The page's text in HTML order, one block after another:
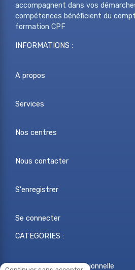
accompagnent dans vos
compétences bénéficient du
formation CPF
INFORMATIONS :
A propos
Services
Nos centres
Nous contacter
S'enregistrer
Se connecter
CATEGORIES :
Reconversion professionnelle